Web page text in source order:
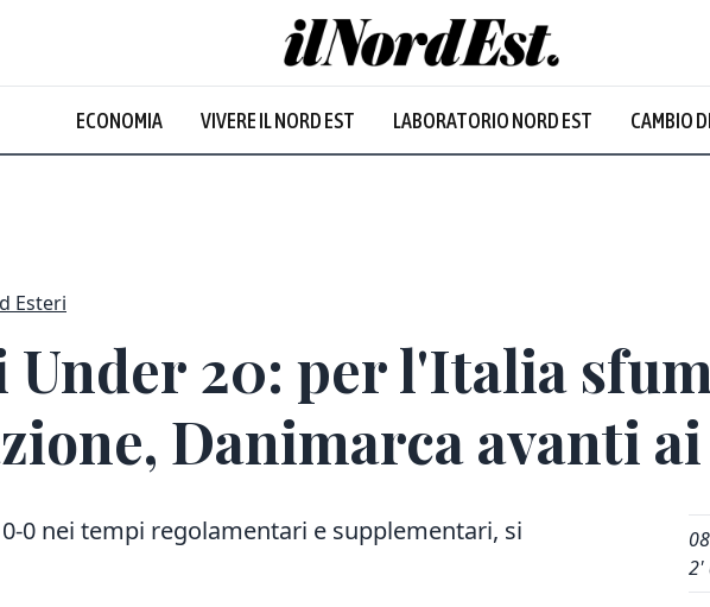
ECONOMIA VIVERE IL NORD EST LABORATORIO NORD EST CAMBIO
Esteri
20: per l'Italia
Danimarca avanti
0 nei tempi regolamentari e supplementari, si
2'